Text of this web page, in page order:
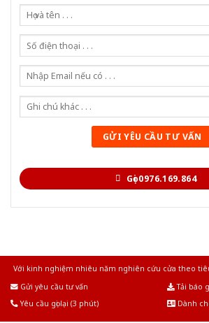
Gọi 0976.169.864
Với kinh nghiệm nhiêu năm nghiên cứu cửa theo
Gửi yêu cầu tư vấn
Tải báo
Yêu cầu gọi lại (3 phút)
Dành